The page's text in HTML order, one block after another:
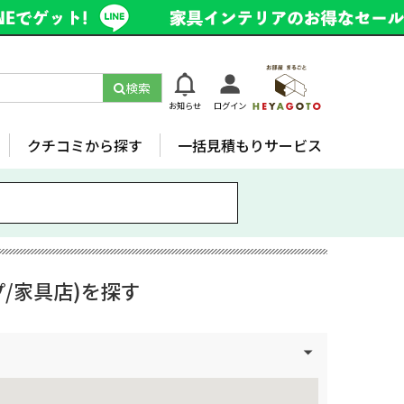
検索
お知らせ ログイン
クチコミから探す 一括見積もりサービス
家具店)を探す